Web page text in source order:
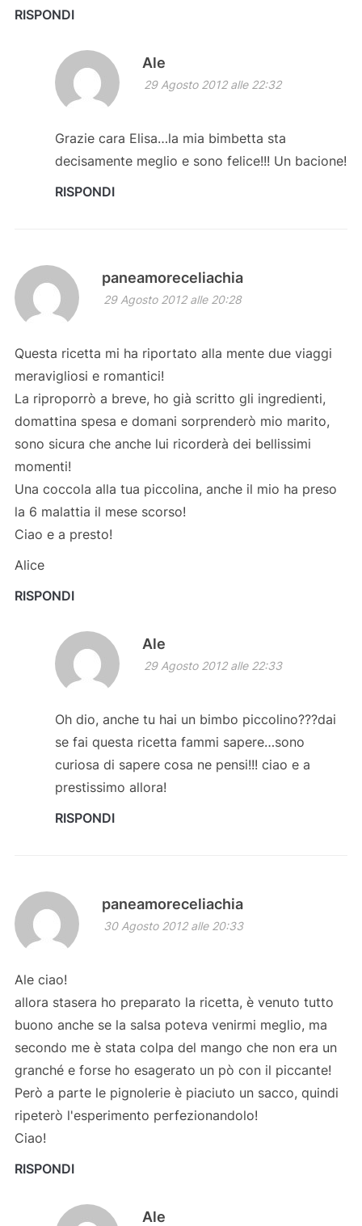
RISPONDI
Ale
29 Agosto 2012 alle 22:32
Grazie cara Elisa…la mia bimbetta sta
decisamente meglio e sono felice!!! Un bacione!
RISPONDI
paneamoreceliachia
29 Agosto 2012 alle 20:28
Questa ricetta mi ha riportato alla mente due viaggi
meravigliosi e romantici!
La riproporrò a breve, ho già scritto gli ingredienti,
domattina spesa e domani sorprenderò mio marito,
sono sicura che anche lui ricorderà dei bellissimi
momenti!
Una coccola alla tua piccolina, anche il mio ha preso
la 6 malattia il mese scorso!
Ciao e a presto!
Alice
RISPONDI
Ale
29 Agosto 2012 alle 22:33
Oh dio, anche tu hai un bimbo piccolino???dai
se fai questa ricetta fammi sapere…sono
curiosa di sapere cosa ne pensi!!! ciao e a
prestissimo allora!
RISPONDI
paneamoreceliachia
30 Agosto 2012 alle 20:33
Ale ciao!
allora stasera ho preparato la ricetta, è venuto tutto
buono anche se la salsa poteva venirmi meglio, ma
secondo me è stata colpa del mango che non era un
granché e forse ho esagerato un pò con il piccante!
Però a parte le pignolerie è piaciuto un sacco, quindi
ripeterò l'esperimento perfezionandolo!
Ciao!
RISPONDI
Ale